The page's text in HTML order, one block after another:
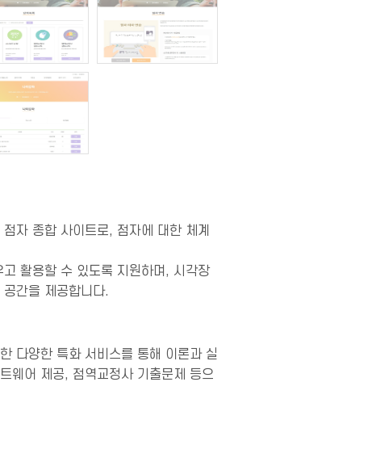
자 종합 사이트로, 점자에 대한 체계
활용할 수 있도록 지원하며, 시각장
간을 제공합니다.
다양한 특화 서비스를 통해 이론과 실
웨어 제공, 점역교정사 기출문제 등으